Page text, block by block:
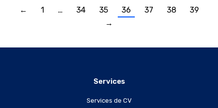
← 1 … 34 35 36 37 38
39
→
Services
Services de CV